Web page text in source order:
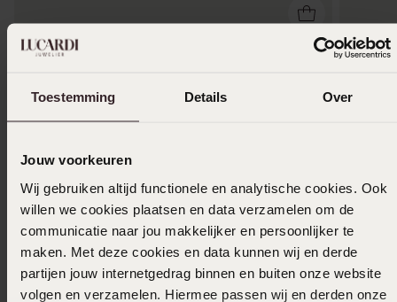
Toestemming Details Over
Jouw voorkeuren
Wij gebruiken altijd functionele en analytische cookies. Ook
willen we cookies plaatsen en data verzamelen om de
communicatie naar jou makkelijker en persoonlijker te
maken. Met deze cookies en data kunnen wij en derde
partijen jouw internetgedrag binnen en buiten onze website
volgen en verzamelen. Hiermee passen wij en derden onze
-70% 1+1 gratis